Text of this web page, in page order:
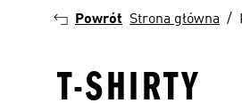
Powrót Strona główna
T-SHIRTY